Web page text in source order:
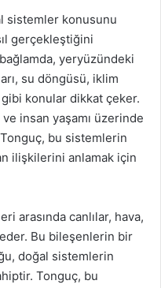
sistemler konusunu
gerçekleştiğini
yeryüzündeki
su döngüsü, iklim
konular dikkat çeker.
insan yaşamı üzerinde
bu sistemlerin
ilişkilerini anlamak için
arasında canlılar, hava,
eder. Bu bileşenlerin bir
doğal sistemlerin
Tonguç, bu